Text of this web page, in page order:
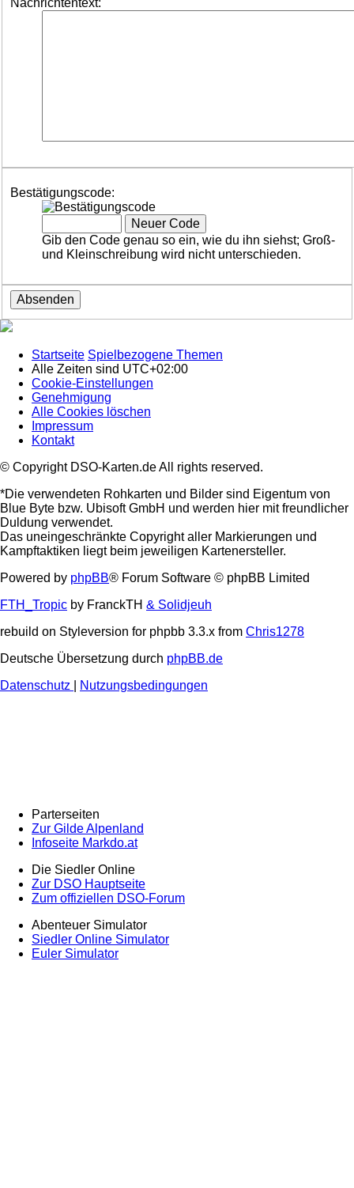
Nachrichtentext:
Bestätigungscode:
Gib den Code genau so ein, wie du ihn siehst; Groß-
und Kleinschreibung wird nicht unterschieden.
Startseite Spielbezogene Themen
Alle Zeiten sind UTC+02:00
Cookie-Einstellungen
Genehmigung
Alle Cookies löschen
Impressum
Kontakt
© Copyright DSO-Karten.de All rights reserved.
*Die verwendeten Rohkarten und Bilder sind Eigentum von
Blue Byte bzw. Ubisoft GmbH und werden hier mit freundlicher
Duldung verwendet.
Das uneingeschränkte Copyright aller Markierungen und
Kampftaktiken liegt beim jeweiligen Kartenersteller.
Powered by phpBB® Forum Software © phpBB Limited
FTH_Tropic by FranckTH & Solidjeuh
rebuild on Styleversion for phpbb 3.3.x from Chris1278
Deutsche Übersetzung durch phpBB.de
Datenschutz
Nutzungsbedingungen
Parterseiten
Zur Gilde Alpenland
Infoseite Markdo.at
Die Siedler Online
Zur DSO Hauptseite
Zum offiziellen DSO-Forum
Abenteuer Simulator
Siedler Online Simulator
Euler Simulator